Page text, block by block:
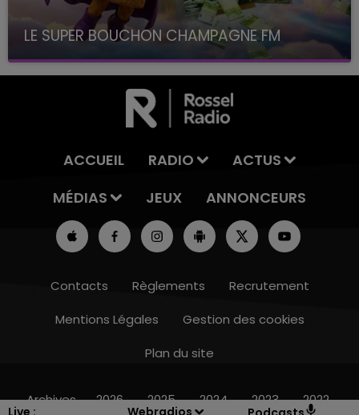
Live : Webradios
11h00 - 16h00
LE SUPER BOUCHON CHAMPAGNE FM
avec La Famille Champagne FM, à 8H10
ACCUEIL RADIO
ACTUS
MÉDIAS
JEUX ANNONCEURS
Contacts Règlements
Recrutement
Mentions Légales
Gestion des cookies
Plan du site
Archives 2026 2025 2024 2023 2022